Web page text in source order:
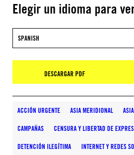
Elegir un idioma para
SPANISH
DESCARGAR PDF
ACCIÓN URGENTE ASIA MERIDIONAL
CAMPAÑAS CENSURA Y LIBERTAD DE
DETENCIÓN ILEGÍTIMA INTERNET Y REDES